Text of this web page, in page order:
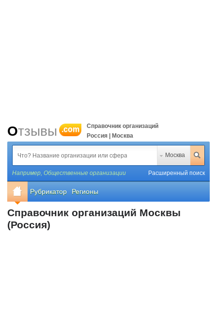
Отзывы .com
Справочник организаций
Россия | Москва
Москва
Например, Общественные организации Расширенный поиск
Рубрикатор Регионы
Справочник организаций Москвы
(Россия)